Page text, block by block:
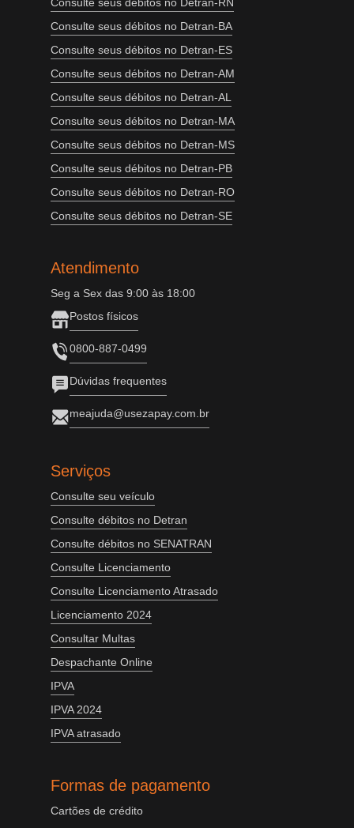
Consulte seus débitos no Detran-RN
Consulte seus débitos no Detran-BA
Consulte seus débitos no Detran-ES
Consulte seus débitos no Detran-AM
Consulte seus débitos no Detran-AL
Consulte seus débitos no Detran-MA
Consulte seus débitos no Detran-MS
Consulte seus débitos no Detran-PB
Consulte seus débitos no Detran-RO
Consulte seus débitos no Detran-SE
Atendimento
Seg a Sex das 9:00 às 18:00
Postos físicos
0800-887-0499
Dúvidas frequentes
meajuda@usezapay.com.br
Serviços
Consulte seu veículo
Consulte débitos no Detran
Consulte débitos no SENATRAN
Consulte Licenciamento
Consulte Licenciamento Atrasado
Licenciamento 2024
Consultar Multas
Despachante Online
IPVA
IPVA 2024
IPVA atrasado
Formas de pagamento
Cartões de crédito